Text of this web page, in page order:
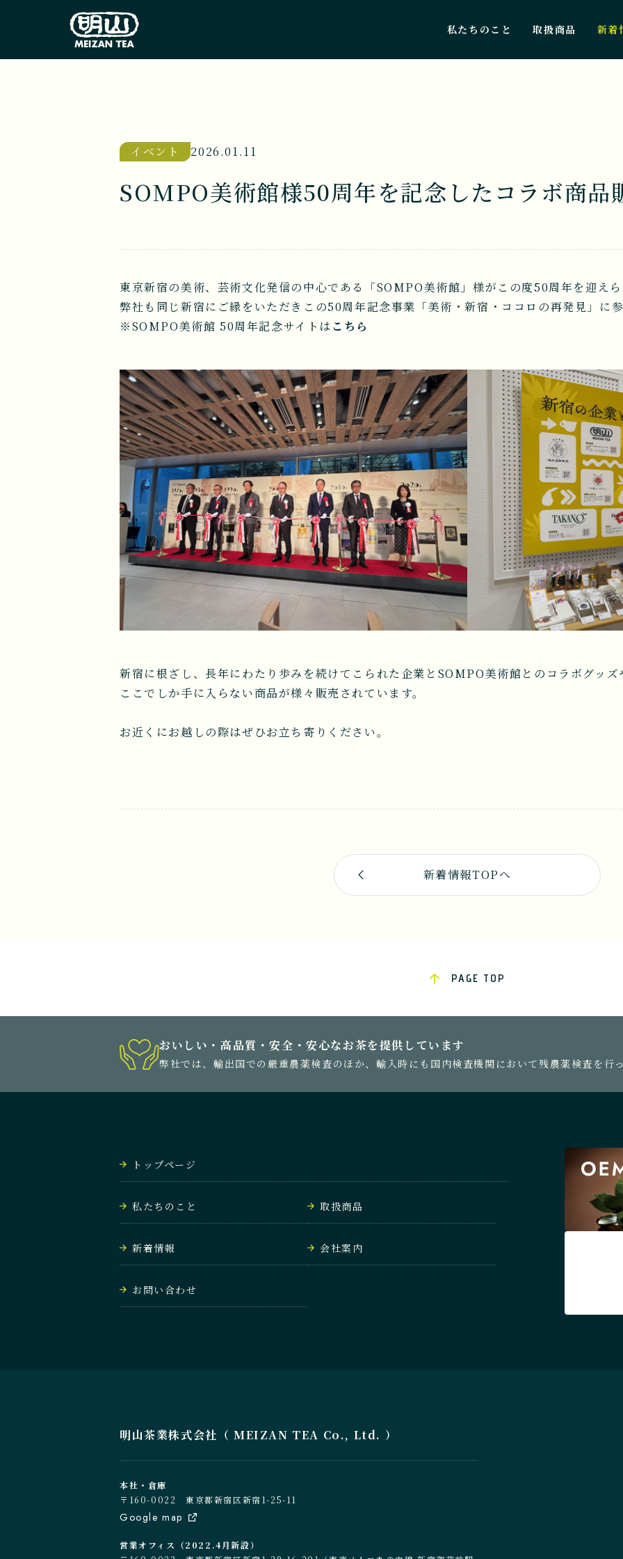
私たちのこと 取扱商品 新着
イベント 2026.01.11
SOMPO美術館様50周年を記念したコラボ商品
東京新宿の美術、芸術文化発信の中心である「SOMPO美術館」様がこの度50周年を迎え
弊社も同じ新宿にご縁をいただきこの50周年記念事業「美術・新宿・ココロの再発見」に
※SOMPO美術館 50周年記念サイトは こちら
新宿に根ざし、長年にわたり歩みを続けてこられた企業とSOMPO美術館とのコラボグッズ
ここでしか手に入らない商品が様々販売されています。
お近くにお越しの際はぜひお立ち寄りください。
新着情報TOPへ
PAGE TOP
おいしい・高品質・安全・安心なお茶を提供しています
弊社では、輸出国での厳重農薬検査のほか、輸入時にも国内検査機関において残農薬検査を行
トップページ
私たちのこと 取扱商品
新着情報 会社案内
お問い合わせ
明山茶業株式会社（ MEIZAN TEA Co., Ltd. ）
本社・倉庫
〒160-0022 東京都新宿区新宿1-25-11
Google map
営業オフィス（2022.4月新設）